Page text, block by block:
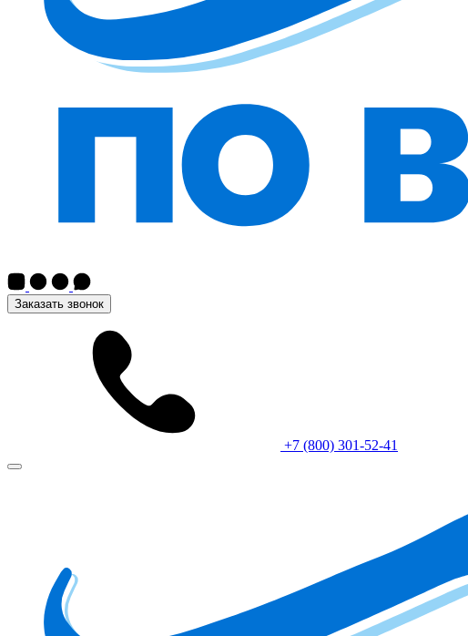
Заказать звонок
+7 (800) 301-52-41